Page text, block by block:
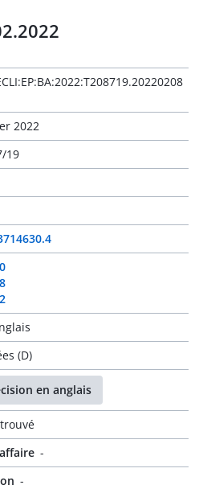
2022
19
(D)
en anglais
-
-